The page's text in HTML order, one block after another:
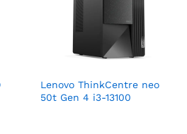
Lenovo ThinkCentre neo
50t Gen 4 i3-13100